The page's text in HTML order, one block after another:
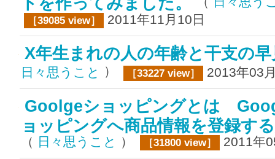
［39085 view］ 2011年11月10日
X年生まれの人の年齢と干支の
日々思うこと ） ［33227 view］ 2013年03
Goolgeショッピングとは
ョッピングへ商品情報を登録す
（ 日々思うこと ） ［31800 view］ 2011年